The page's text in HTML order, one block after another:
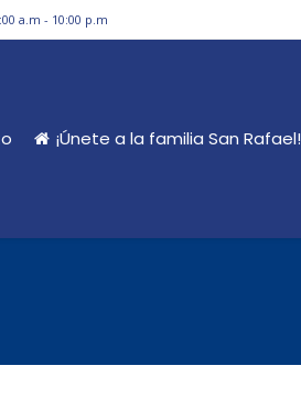
a.m - 10:00 p.m
¡Únete a la familia San Rafael!